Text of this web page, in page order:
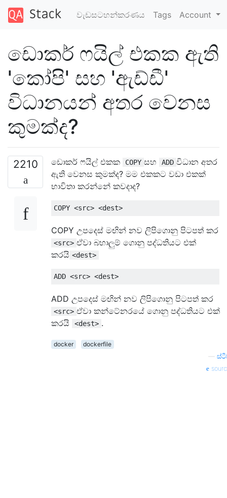
වැඩසටහන්කරණය Tags Account
ඩොකර් ෆයිල් එකක ඇති
'කෝපි' සහ 'ඇඩ්ඩී'
විධානයන් අතර වෙනස
කුමක්ද?
2210 ඩොකර් ෆයිල් එකක COPY සහ ADD විධාන අතර
ඇති වෙනස කුමක්ද? මම එකකට වඩා එකක්
භාවිතා කරන්නේ කවදාද?
COPY උපදෙස් මඟින් නව ලිපිගොනු පිටපත් කර
<src> ඒවා බහාලුම් ගොනු පද්ධතියට එක්
කරයි <dest>
ADD උපදෙස් මඟින් නව ලිපිගොනු පිටපත් කර
<src> ඒවා කන්ටේනරයේ ගොනු පද්ධතියට එක්
කරයි
<dest> .
docker
dockerfile